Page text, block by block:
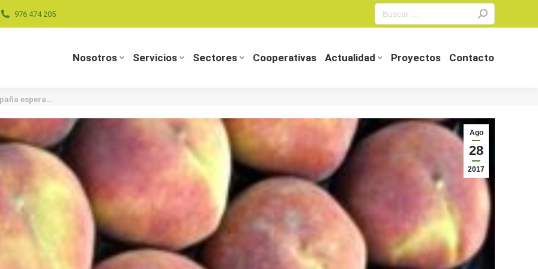
976 474 205
Search:
Nosotros Servicios Sectores Cooperativas Actualidad Proyectos Contacto
espera…
Ago
28
2017
Actualidad Proyectos Contacto